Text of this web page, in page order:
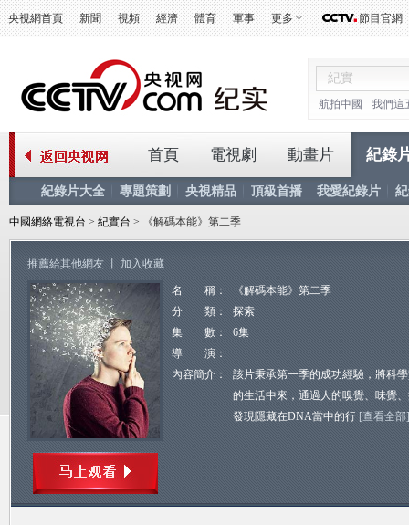
央視網首頁 新聞 視頻 經濟 體育 軍事 更多 節目官網
航拍中國 我們這
首頁 電視劇 動畫片 紀錄
紀錄片大全 專題策劃 央視精品 頂級首播 我愛紀錄片
中國網絡電視台 > 紀實台 > 《解碼本能》第二季
推薦給其他網友 加入收藏
名 稱：
《解碼本能》第二季
分 類：
探索
集 數：
6集
導 演：
內容簡介：
該片秉承第一季的成功經驗，將科
的生活中來，通過人的嗅覺、味覺
發現隱藏在DNA當中的行 [查看全部]